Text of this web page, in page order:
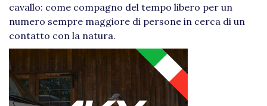
cavallo: come compagno del tempo libero per un
numero sempre maggiore di persone in cerca di un
contatto con la natura.